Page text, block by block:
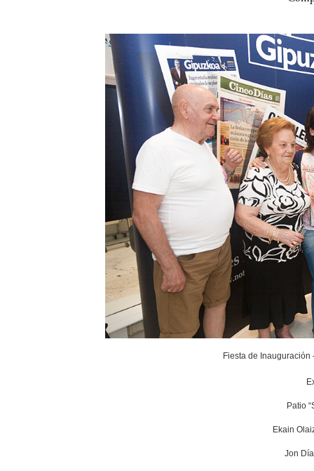
Fiesta de
Patio
Ekain
Jon